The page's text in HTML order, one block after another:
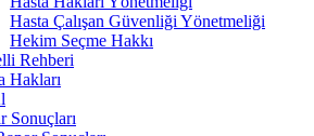
Hasta Çalışan Güvenliği Yönetmeliği
Hekim Seçme Hakkı
Rehberi
Hakları
Sonuçları